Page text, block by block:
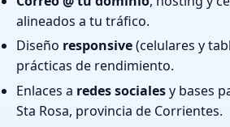
alineados a tu tráfico.
Diseño responsive(celulares y
prácticas de rendimiento.
Enlaces a redes socialesy bases
Sta Rosa, provincia de Corrientes.